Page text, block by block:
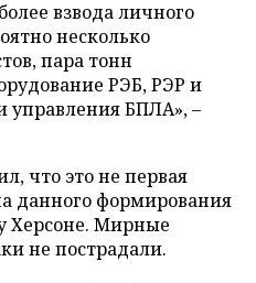
взвода личного
несколько
пара тонн
РЭБ, РЭР и
управления БПЛА», –
что это не первая
данного формирования
Херсоне. Мирные
не пострадали.